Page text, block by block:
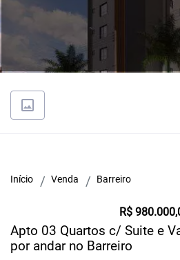
Início Venda Barreiro
R$
Apto 03 Quartos c/ Suite e
por andar no Barreiro